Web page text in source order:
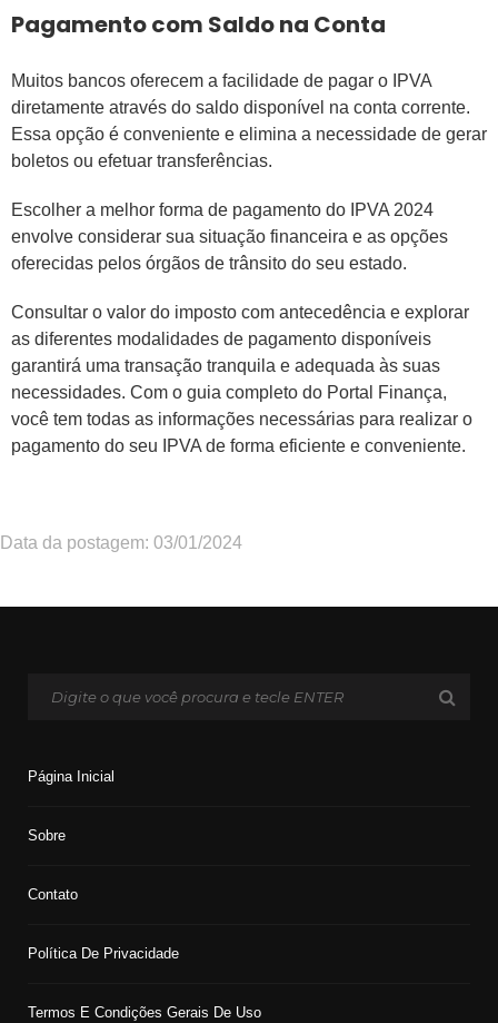
Pagamento com Saldo na Conta
Muitos bancos oferecem a facilidade de pagar o IPVA
diretamente através do saldo disponível na conta corrente.
Essa opção é conveniente e elimina a necessidade de gerar
boletos ou efetuar transferências.
Escolher a melhor forma de pagamento do IPVA 2024
envolve considerar sua situação financeira e as opções
oferecidas pelos órgãos de trânsito do seu estado.
Consultar o valor do imposto com antecedência e explorar
as diferentes modalidades de pagamento disponíveis
garantirá uma transação tranquila e adequada às suas
necessidades. Com o guia completo do Portal Finança,
você tem todas as informações necessárias para realizar o
pagamento do seu IPVA de forma eficiente e conveniente.
Data da postagem: 03/01/2024
Página Inicial
Sobre
Contato
Política De Privacidade
Termos E Condições Gerais De Uso